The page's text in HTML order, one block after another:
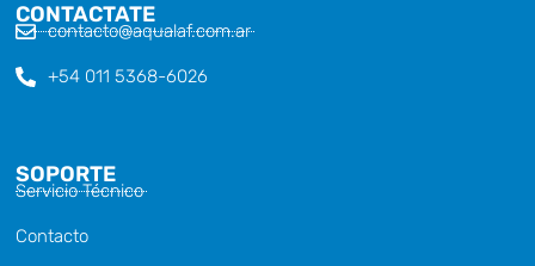
CONTACTATE
contacto@aqualaf.com.ar
+54 011 5368-6026
SOPORTE
Servicio Técnico
Contacto